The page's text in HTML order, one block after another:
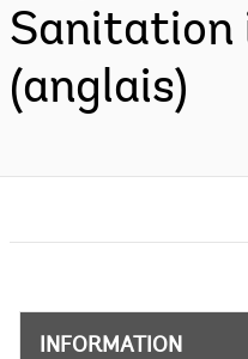
Sanitation
(anglais)
INFORMATION